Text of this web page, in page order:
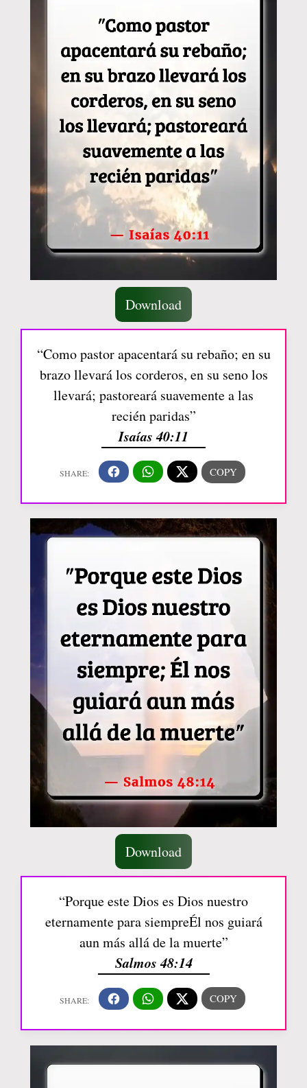
Download
“Como pastor apacentará su rebaño; en su
brazo llevará los corderos, en su seno los
llevará; pastoreará suavemente a las
recién paridas”
Isaías 40:11
Download
“Porque este Dios es Dios nuestro
eternamente para siempreÉl nos guiará
aun más allá de la muerte”
Salmos 48:14